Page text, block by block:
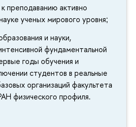
преподаванию активно
ученых мирового уровня;
и науки,
фундаментальной
годы обучения и
студентов в реальные
организаций факультета
физического профиля.